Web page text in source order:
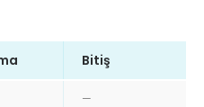
Bitiş
—